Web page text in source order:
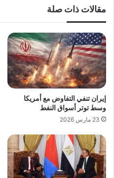
مقالات ذات صلة
إيران تنفي التفاوض مع أمريكا
وسط توتر أسواق النفط
23 مارس 2026